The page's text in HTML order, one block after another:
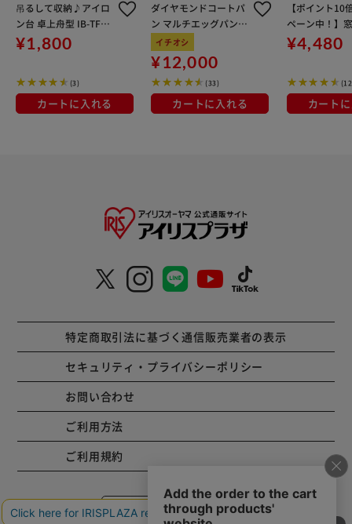
吊るして収納♪アイロ
ン台 卓上舟型 IB-TF76
ホワイト
¥1,800
(3)
カートに入れる
ダイヤモンドコートパ
ン マルチエッグパン入
り 9点セット IHガス火
対応 MEGI-9S ブラウン
メタリック
イチオシ
¥12,000
(33)
カートに入れる
【ポイント10
ペーン中！】
し 2段 MW-
ワイト 省スペ
¥4,480
カート
特定商取引法に基づく通信販売業者の表示
セキュリティ・プライバシーポリシー
お問い合わせ
ご利用方法
ご利用規約
コーポレートサイト